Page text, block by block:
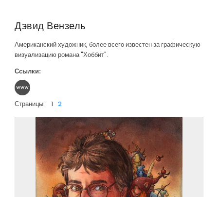
Дэвид Вензель
Американский художник, более всего известен за графическую
визуализацию романа "Хоббит".
Ссылки:
Страницы: 1 2